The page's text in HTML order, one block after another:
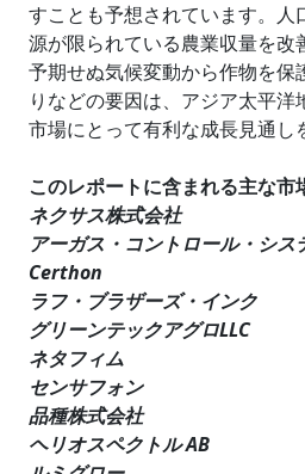
すことも予想されています。人
源が限られている農業収量を改
予期せぬ気候変動から作物を保
りなどの要因は、アジア太平
市場にとって有利な成長見通し
このレポートに含まれる主な市
ネクサス株式会社
アーガス・コントロール・シス
Certhon
ラフ・ブラザーズ・インク
グリーンテックアグロLLC
ネタフィム
センサフォン
品種株式会社
ヘリオスペクトル AB